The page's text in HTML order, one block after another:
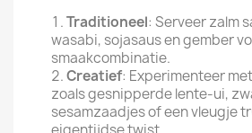
Traditioneel: Serveer zalm
wasabi, sojasaus en gember
smaakcombinatie.
Creatief: Experimenteer
zoals gesnipperde lente-ui,
sesamzaadjes of een vleugje